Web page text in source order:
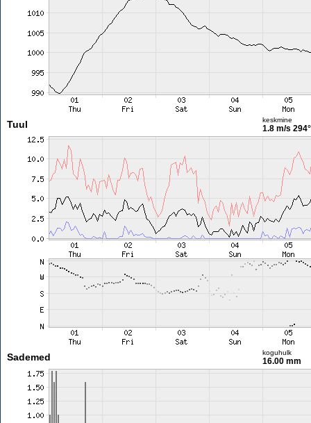
Tuul keskmine
1.8 m/s 294°
Sademed koguhulk
16.00 mm